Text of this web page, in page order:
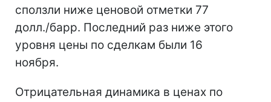
сползли ниже ценовой отметки 77
долл./барр. Последний раз ниже этого
уровня цены по сделкам были 16
ноября.
Отрицательная динамика в ценах по